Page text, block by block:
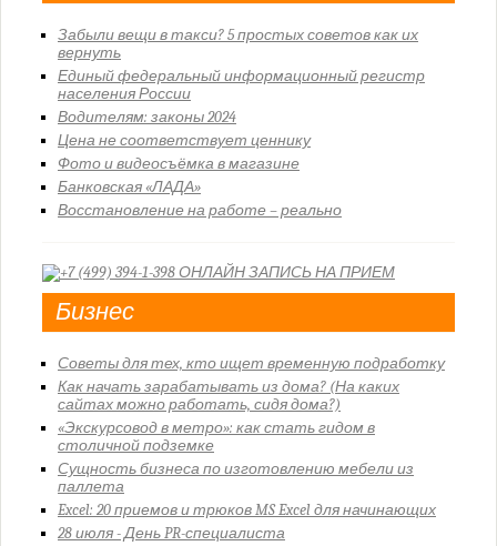
Забыли вещи в такси? 5 простых советов как их
вернуть
Единый федеральный информационный регистр
населения России
Водителям: законы 2024
Цена не соответствует ценнику
Фото и видеосъёмка в магазине
Банковская «ЛАДА»
Восстановление на работе – реально
Бизнес
Советы для тех, кто ищет временную подработку
Как начать зарабатывать из дома? (На каких
сайтах можно работать, сидя дома?)
«Экскурсовод в метро»: как стать гидом в
столичной подземке
Сущность бизнеса по изготовлению мебели из
паллета
Excel: 20 приемов и трюков MS Excel для начинающих
28 июля - День PR-специалиста